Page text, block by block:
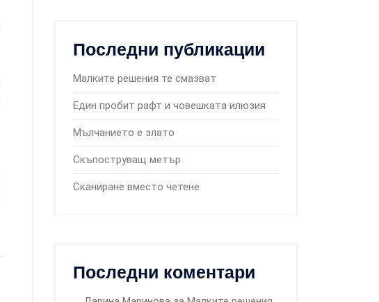
Последни публикации
Малките решения те смазват
Един пробит рафт и човешката илюзия
Мълчанието е злато
Скъпоструващ метър
Сканиране вместо четене
Последни коментари